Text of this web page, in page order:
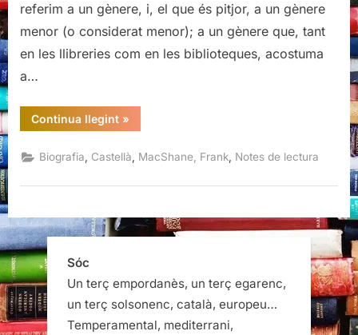
referim a un gènere, i, el que és pitjor, a un gènere
menor (o considerat menor); a un gènere que, tant
en les llibreries com en les biblioteques, acostuma
a…
Continua llegint“La
vida
Raymond
Chandler,
MacShane”
»
Biografia Castellà MacShane, Frank Notes de lectura
Sóc
Un terç empordanès, un terç egarenc,
un terç solsonenc, català, europeu…
Temperamental, mediterrani,